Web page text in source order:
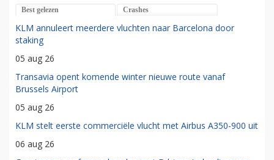
Best gelezen Crashes
KLM annuleert meerdere vluchten naar Barcelona door
staking
05 aug 26
Transavia opent komende winter nieuwe route vanaf
Brussels Airport
05 aug 26
KLM stelt eerste commerciële vlucht met Airbus A350-900 uit
06 aug 26